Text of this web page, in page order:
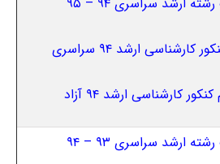
ارشد ۹۴ سراسری
کارشناسی ارشد ۹۴ آزاد
ارشد سراسری ۹۳ – ۹۴